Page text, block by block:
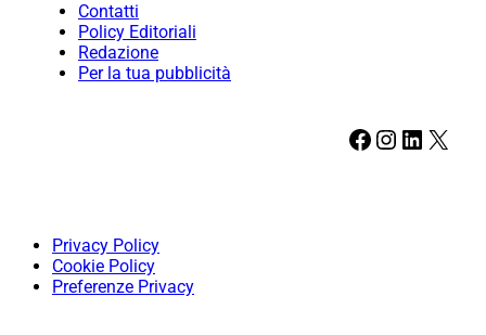
Contatti
Policy Editoriali
Redazione
Per la tua pubblicità
Facebook Instagram LinkedIn X
Privacy Policy
Cookie Policy
Preferenze Privacy